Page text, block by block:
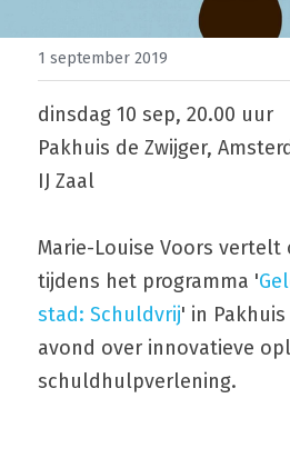
1 september 2019
dinsdag 10 sep, 20.00 uur
Pakhuis de Zwijger,
IJ Zaal
Marie-Louise Voors vertelt
tijdens het programma '
stad: Schuldvrij' in Pakhuis
avond over innovatieve
schuldhulpverlening.